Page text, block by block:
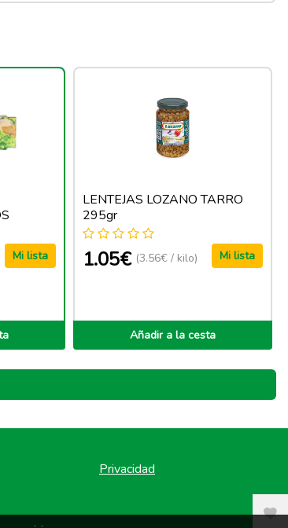
Mi lista
LENTEJAS LOZANO TARRO
295gr
1.05€ (3.56€ / kilo)
Añadir a la cesta
Mi lista
Privacidad